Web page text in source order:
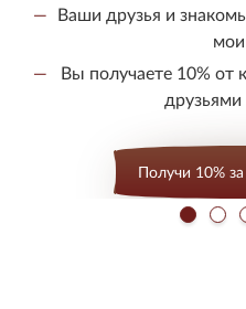
Ваши друзья и
мои
Вы получаете 10% от
Получи 10%